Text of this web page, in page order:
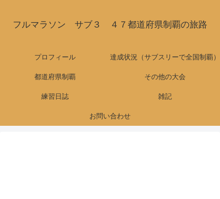
フルマラソン サブ３ ４７都道府県制覇の旅路
プロフィール 達成状況（サブスリーで全国制覇）
都道府県制覇 その他の大会
練習日誌 雑記
お問い合わせ